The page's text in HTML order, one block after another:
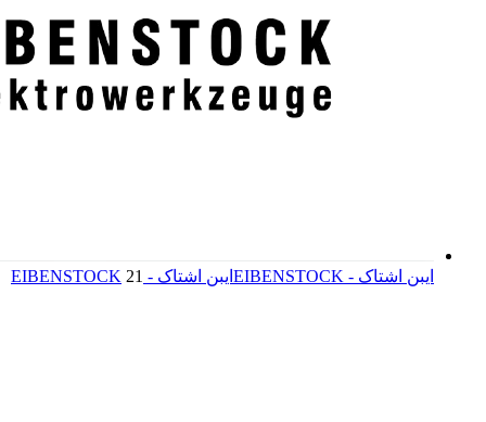
ایبن اشتاک - EIBENSTOCK ایبن اشتاک - EIBENSTOCK 21